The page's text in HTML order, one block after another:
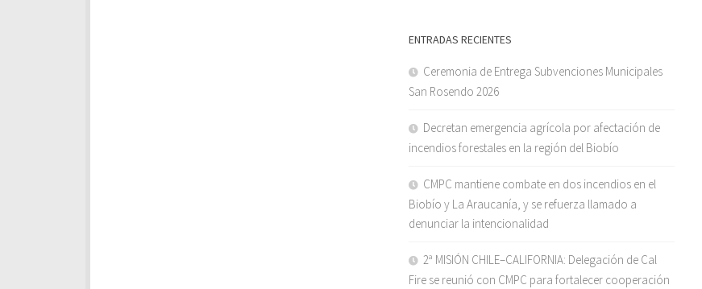
ENTRADAS RECIENTES
Ceremonia de Entrega Subvenciones Municipales
San Rosendo 2026
Decretan emergencia agrícola por afectación de
incendios forestales en la región del Biobío
CMPC mantiene combate en dos incendios en el
Biobío y La Araucanía, y se refuerza llamado a
denunciar la intencionalidad
2ª MISIÓN CHILE–CALIFORNIA: Delegación de Cal
Fire se reunió con CMPC para fortalecer cooperación